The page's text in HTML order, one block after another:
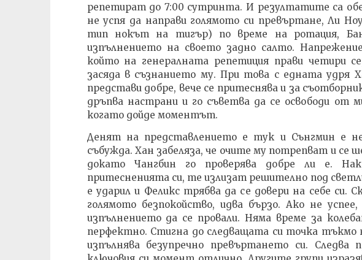
репетират до 7:00 сутринта. И резултатите са
не успя да направи голямото си превъртане, Ли
тип нокът на тигър) по време на ротация,
изпълнението на своето задно салто.
който на генералната репетиция прави четири
засяда в съзнанието му. При това с едната удря
представи добре, вече се притеснява и за
дръпва настрани и го съветва да се освободи от
когато дойде моментът.
Денят на представлението е тук и Сънгмин е
събужда. Хан забеляза, че очите му потрепват и се
докато Чангбин го проверява добре ли е.
притесненията си, те излизат решително под
е ударил и Феликс трябва да се довери на себе си.
голямото безпокойство, идва бързо. Ако не
изпълнението да се провали. Няма време за
перфектно. Стигна до следващата си точка
изпълнява безупречно превъртането си. Следва